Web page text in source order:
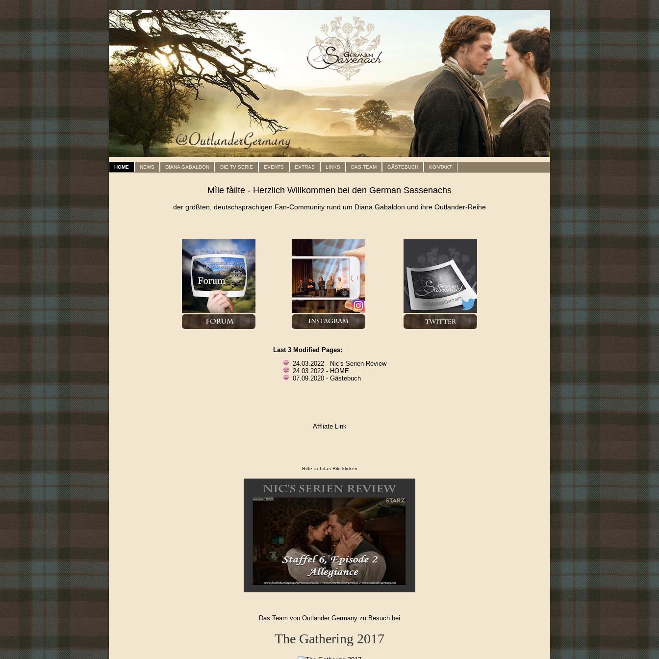
HOME NEWS DIANA GABALDON DIE TV SERIE EVENTS EXTRAS LINKS DAS TEAM GÄSTEBUCH KONTAKT
Mìle fàilte - Herzlich Willkommen bei den German Sassenachs
der größten, deutschsprachigen Fan-Community rund um Diana Gabaldon und ihre Outlander-Reihe
Last 3 Modified Pages:
24.03.2022 - Nic's Serien Review
24.03.2022 - HOME
07.09.2020 - Gästebuch
Affliate Link
Bitte auf das Bild klicken
Das Team von Outlander Germany zu Besuch bei
The Gathering 2017